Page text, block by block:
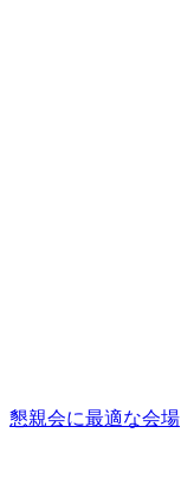
懇親会に最適な会場